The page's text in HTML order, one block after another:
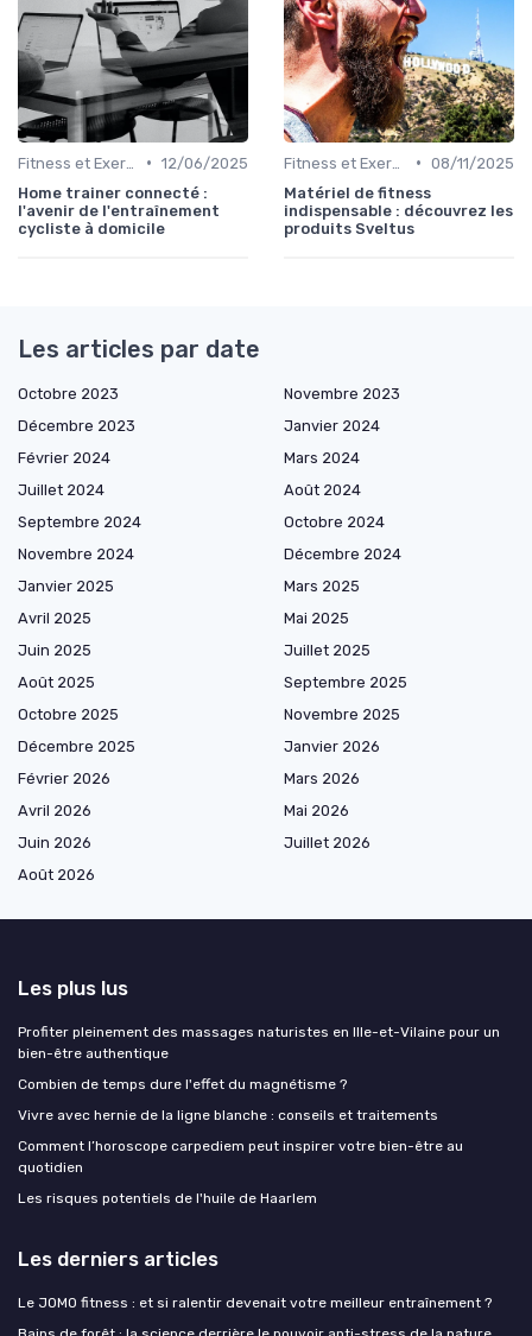
• 12/06/2025
Home trainer connecté :
l'avenir de l'entraînement
cycliste à domicile
• 08/11/2025
Matériel de fitness
indispensable : découvrez les
produits Sveltus
Les articles par date
Octobre 2023
Novembre 2023
Décembre 2023
Janvier 2024
Février 2024
Mars 2024
Juillet 2024
Août 2024
Septembre 2024
Octobre 2024
Novembre 2024
Décembre 2024
Janvier 2025
Mars 2025
Avril 2025
Mai 2025
Juin 2025
Juillet 2025
Août 2025
Septembre 2025
Octobre 2025
Novembre 2025
Décembre 2025
Janvier 2026
Février 2026
Mars 2026
Avril 2026
Mai 2026
Juin 2026
Juillet 2026
Août 2026
Les plus lus
Profiter pleinement des massages naturistes en Ille-et-Vilaine pour un
bien-être authentique
Combien de temps dure l'effet du magnétisme ?
Vivre avec hernie de la ligne blanche : conseils et traitements
Comment l’horoscope carpediem peut inspirer votre bien-être au
quotidien
Les risques potentiels de l'huile de Haarlem
Les derniers articles
Le JOMO fitness : et si ralentir devenait votre meilleur entraînement ?